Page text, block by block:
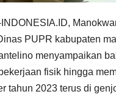
PUPR kabupaten
menyampaikan
fisik hingga
tahun 2023 terus di